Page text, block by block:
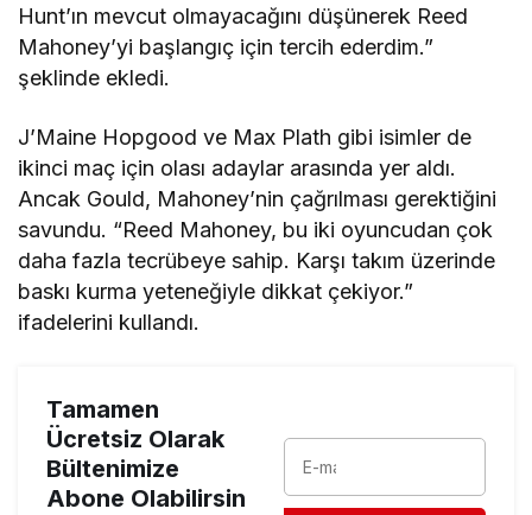
Hunt’ın mevcut olmayacağını düşünerek Reed
Mahoney’yi başlangıç için tercih ederdim.”
şeklinde ekledi.
J’Maine Hopgood ve Max Plath gibi isimler de
ikinci maç için olası adaylar arasında yer aldı.
Ancak Gould, Mahoney’nin çağrılması gerektiğini
savundu. “Reed Mahoney, bu iki oyuncudan çok
daha fazla tecrübeye sahip. Karşı takım üzerinde
baskı kurma yeteneğiyle dikkat çekiyor.”
ifadelerini kullandı.
Tamamen
Ücretsiz Olarak
Bültenimize
Abone Olabilirsin